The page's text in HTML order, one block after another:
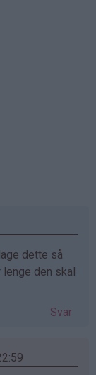
dette så
den skal
Svar